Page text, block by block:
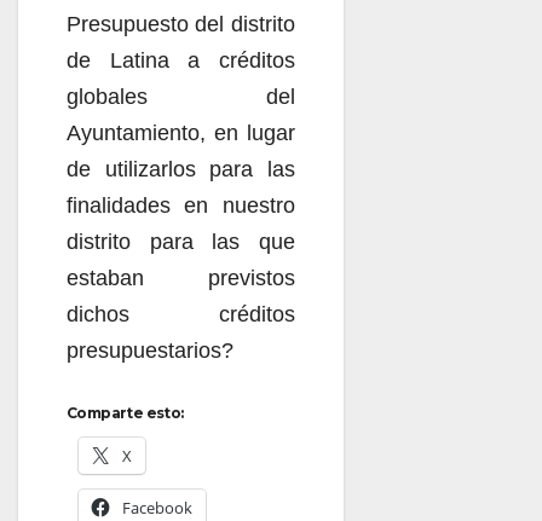
Presupuesto del distrito
de Latina a créditos
globales del
Ayuntamiento, en lugar
de utilizarlos para las
finalidades en nuestro
distrito para las que
estaban previstos
dichos créditos
presupuestarios?
Comparte esto:
X
Facebook